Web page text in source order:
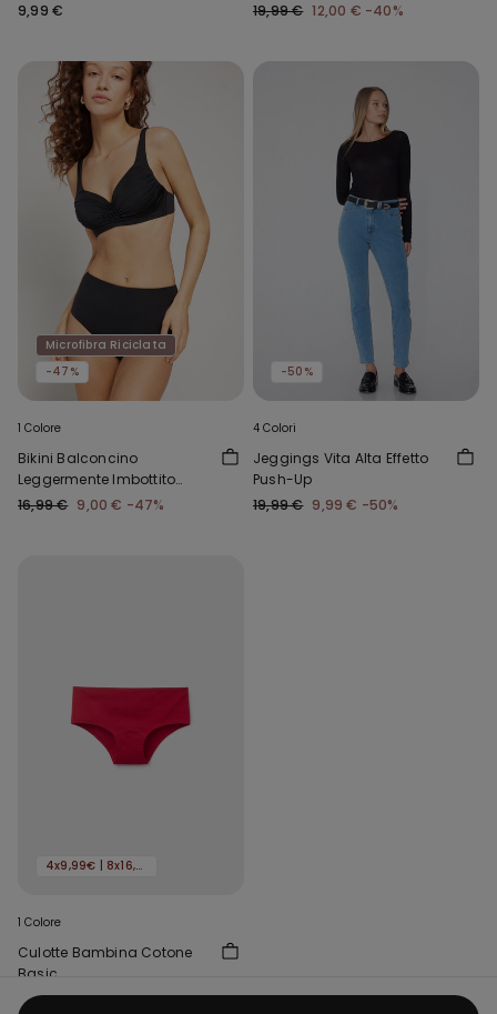
9,99 €
19,99 € 12,00 € -40%
Microfibra Riciclata
-47%
1 Colore
Bikini Balconcino
Leggermente Imbottito
Arriccio Riciclato
16,99 € 9,00 € -47%
-50%
4 Colori
Jeggings Vita Alta Effetto
Push-Up
19,99 € 9,99 € -50%
4x9,99€ | 8x16,99€
1 Colore
Culotte Bambina Cotone
Basic
2,99 €